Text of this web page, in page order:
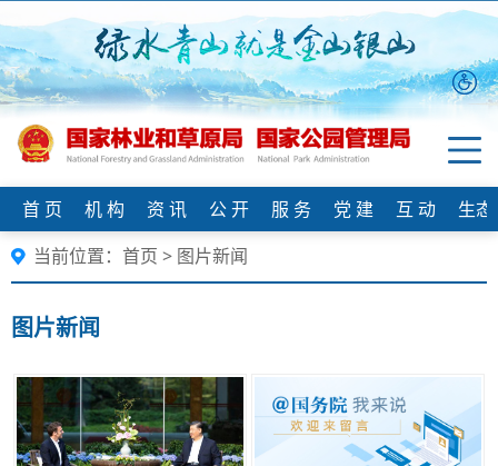
首 页 机 构 资 讯 公 开 服 务 党 建 互 动
生
当前位置： 首页 > 图片新闻
图片新闻